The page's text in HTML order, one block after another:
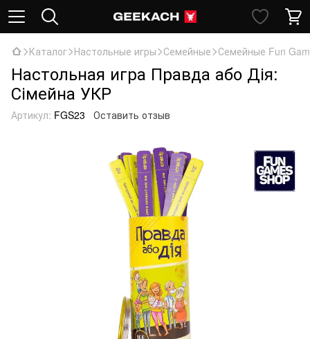
Каталог Настольные игры Семейные Семейные Fun
Настольная игра Правда або Дія:
Сімейна УКР
Артикул: FGS23 Оставить отзыв